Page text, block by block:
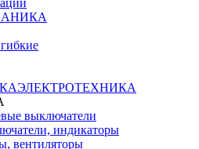
ЭЛЕКТРОТЕХНИКА
выключатели
индикаторы
вентиляторы